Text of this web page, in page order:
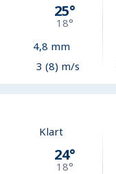
25°
18°
4,8 mm
3 (8) m/s
Klart
24°
18°